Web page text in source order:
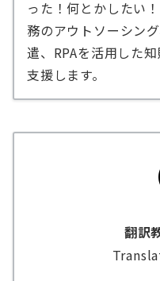
った！何とかしたい
務のアウトソーシン
遣、RPAを活用した
支援します。
翻訳